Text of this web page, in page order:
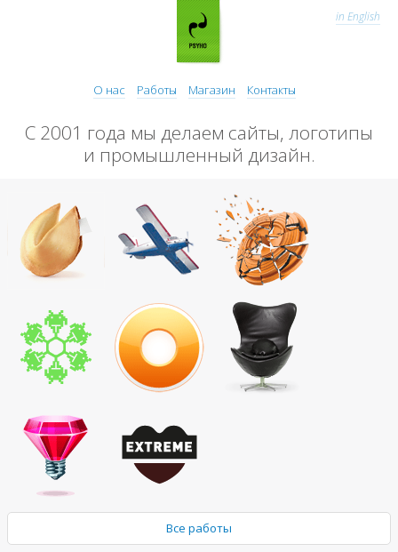
О нас Работы Магазин Контакты
in English
С 2001 года мы делаем сайты, логотипы
и промышленный дизайн.
Все работы